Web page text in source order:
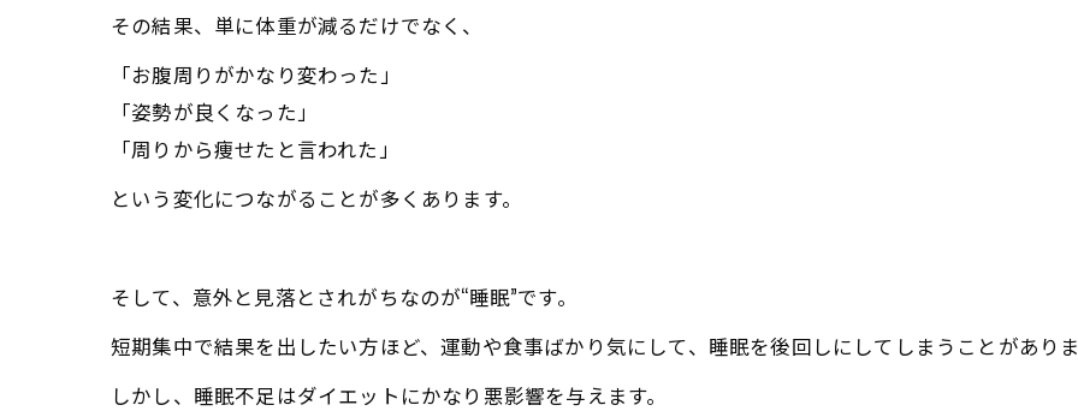
その結果、単に体重が減るだけでなく、
「お腹周りがかなり変わった」
「姿勢が良くなった」
「周りから痩せたと言われた」
という変化につながることが多くあります。
そして、意外と見落とされがちなのが“睡眠”です。
短期集中で結果を出したい方ほど、運動や食事ばかり気にして、睡眠を後回しにしてしまうことがあり
しかし、睡眠不足はダイエットにかなり悪影響を与えます。